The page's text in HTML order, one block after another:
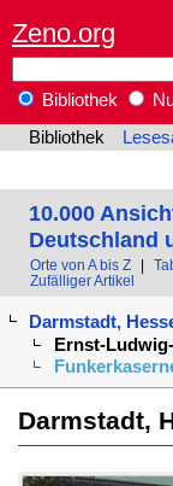
Zeno.org
Bibliothek
Bibliothek
10.000
Deutschland
Orte von A bis Z
Zufälliger Artikel
Darmstadt,
Ernst-
Darmstadt,